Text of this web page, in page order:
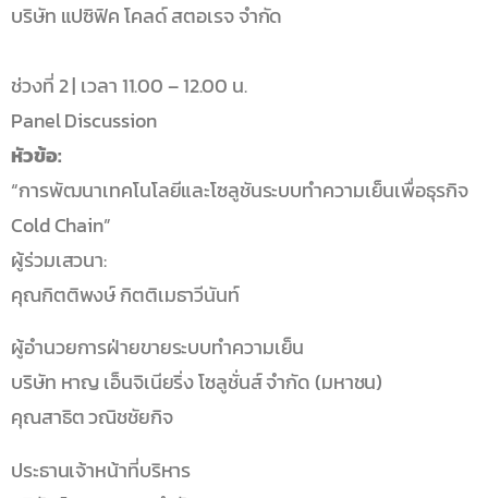
บริษัท แปซิฟิค โคลด์ สตอเรจ จำกัด
ช่วงที่ 2 | เวลา 11.00 – 12.00 น.
Panel Discussion
หัวข้อ:
“การพัฒนาเทคโนโลยีและโซลูชันระบบทำความเย็นเพื่อธุรกิจ
Cold Chain”
ผู้ร่วมเสวนา:
คุณกิตติพงษ์ กิตติเมธาวีนันท์
ผู้อำนวยการฝ่ายขายระบบทำความเย็น
บริษัท หาญ เอ็นจิเนียริ่ง โซลูชั่นส์ จำกัด (มหาชน)
คุณสาธิต วณิชชัยกิจ
ประธานเจ้าหน้าที่บริหาร